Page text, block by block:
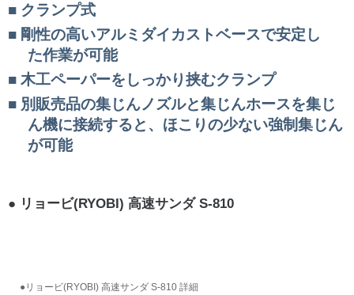
クランプ式
剛性の高いアルミダイカストベースで安定し
た作業が可能
木工ペーパーをしっかり挟むクランプ
別販売品の集じんノズルと集じんホースを集じ
ん機に接続すると、ほこりの少ない強制集じん
が可能
リョービ(RYOBI) 高速サンダ S-810
●リョービ(RYOBI) 高速サンダ S-810 詳細